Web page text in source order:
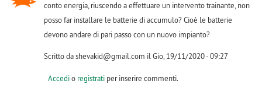
conto energia, riuscendo a effettuare un intervento trainante, non
posso far installare le batterie di accumulo? Cioè le batterie
devono andare di pari passo con un nuovo impianto?
Scritto da shevakid@gmail.com il Gio, 19/11/2020 - 09:27
Accedio registratiper inserire commenti.